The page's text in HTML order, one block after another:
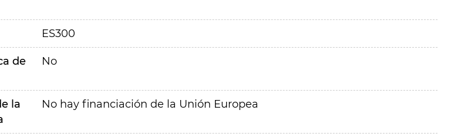
ES300
de
No
la
No hay financiación de la Unión Europea